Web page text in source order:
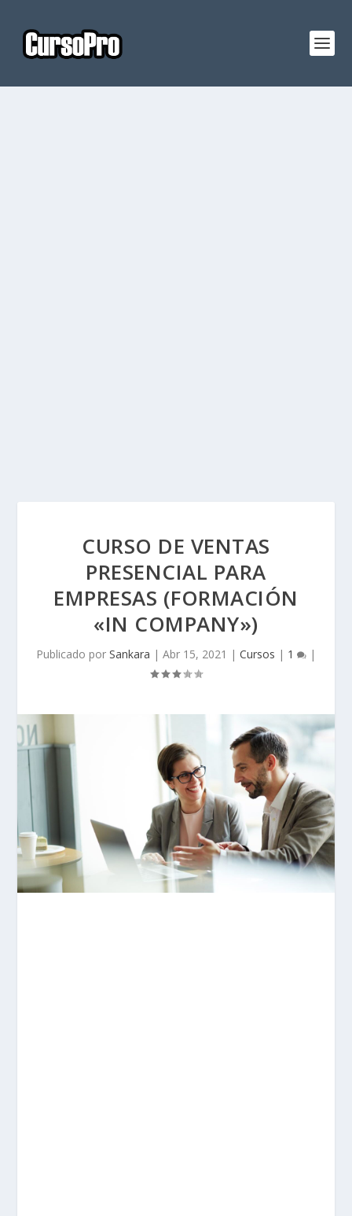
CURSO DE VENTAS
PRESENCIAL PARA
EMPRESAS (FORMACIÓN
«IN COMPANY»)
Publicado por Sankara | Abr 15, 2021 | Cursos | 1 |